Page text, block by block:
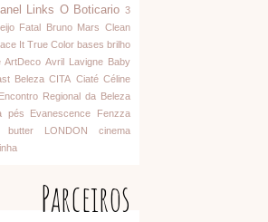
Links O Boticario 3
Fatal Bruno Mars Clean
It True Color bases brilho
ArtDeco Avril Lavigne Baby
Beleza CITA Ciaté Céline
Encontro Regional da Beleza
pés Evanescence
Fenzza
butter LONDON
cinema
Parceiros